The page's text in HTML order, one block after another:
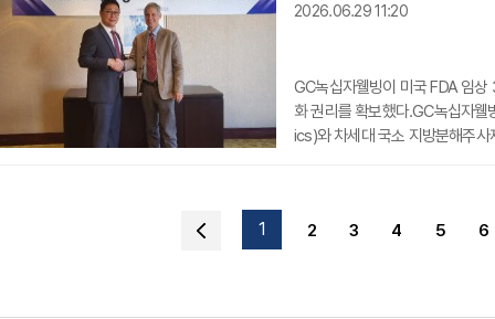
는 계획이
2026.06.29 11:20
GC녹십자웰빙이 미국 FDA 임상
화 권리를 확보했다.GC녹십자
ics)와 차세대 국소 지방분해주
지엘 측은 경쟁
1 2 3 4 5 6